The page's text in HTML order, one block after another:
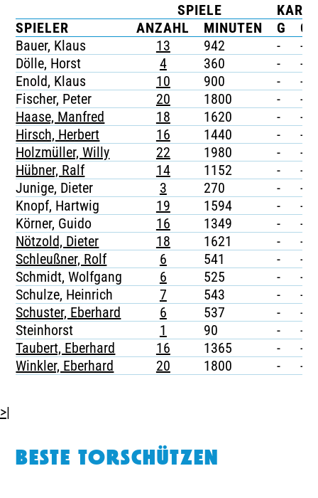
TICKETING
SPIELE
SPIELER
ANZAHL MINUTEN G
G/
Bauer, Klaus
13 942 -
-
Dölle, Horst
4 360 -
-
Enold, Klaus
10 900 -
-
Fischer, Peter
20 1800 -
-
Haase, Manfred
18 1620 -
-
Hirsch, Herbert
16 1440 -
-
Holzmüller, Willy
22 1980 -
-
Hübner, Ralf
14 1152 -
-
Junige, Dieter
3 270 -
-
Knopf, Hartwig
19 1594 -
-
Körner, Guido
16 1349 -
-
Nötzold, Dieter
18 1621 -
-
Schleußner, Rolf
6 541 -
-
Schmidt, Wolfgang
6 525 -
-
Schulze, Heinrich
7 543 -
-
Schuster, Eberhard
6 537 -
-
Steinhorst
1 90 -
-
Taubert, Eberhard
16 1365 -
-
Winkler, Eberhard
20 1800 - -
>|
BESTE TORSCHÜTZEN